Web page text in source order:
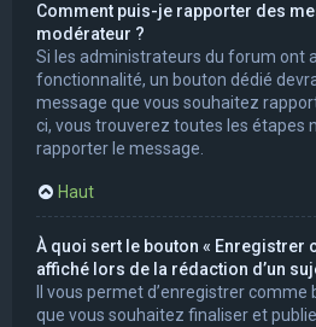
Comment puis-je rapporter des
modérateur ?
Si les administrateurs du forum ont
fonctionnalité, un bouton dédié
message que vous souhaitez
ci, vous trouverez toutes les étapes
rapporter le message.
Haut
À quoi sert le bouton « Enregistrer
affiché lors de la rédaction d’un
Il vous permet d’enregistrer
que vous souhaitez finaliser et